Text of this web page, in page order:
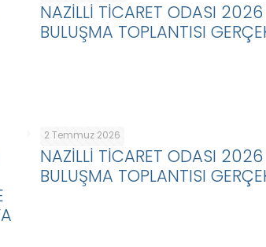
NAZİLLİ TİCARET ODASI 2026
BULUŞMA TOPLANTISI
2 Temmuz 2026
NAZİLLİ TİCARET ODASI 2026
BULUŞMA TOPLANTISI